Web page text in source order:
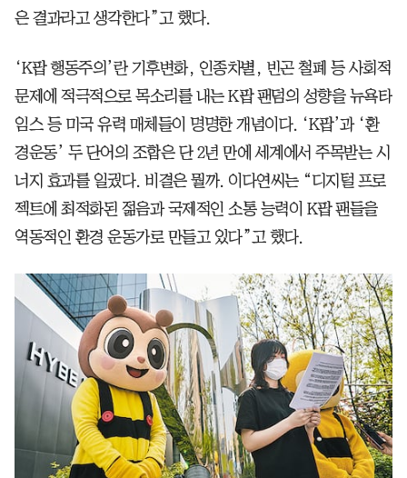
은 결과라고 생각한다”고 했다.
‘K팝 행동주의’란 기후변화, 인종차별, 빈곤 철폐 등 사회적
문제에 적극적으로 목소리를 내는 K팝 팬덤의 성향을 뉴욕타
임스 등 미국 유력 매체들이 명명한 개념이다. ‘K팝’과 ‘환
경운동’ 두 단어의 조합은 단 2년 만에 세계에서 주목받는 시
너지 효과를 일궜다. 비결은 뭘까. 이다연씨는 “디지털 프로
젝트에 최적화된 젊음과 국제적인 소통 능력이 K팝 팬들을
역동적인 환경 운동가로 만들고 있다”고 했다.